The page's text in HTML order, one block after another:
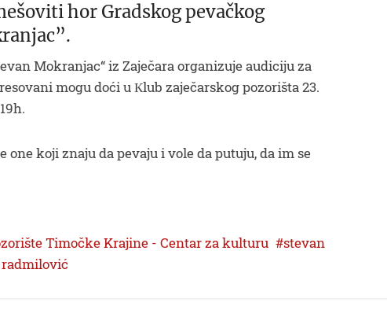
hor Gradskog pevačkog
Mokranjac“ iz Zaječara organizuje audiciju za
mogu doći u Кlub zaječarskog pozorišta 23.
one koji znaju da pevaju i vole da putuju, da im se
Timočke Krajine - Centar za kulturu
stevan